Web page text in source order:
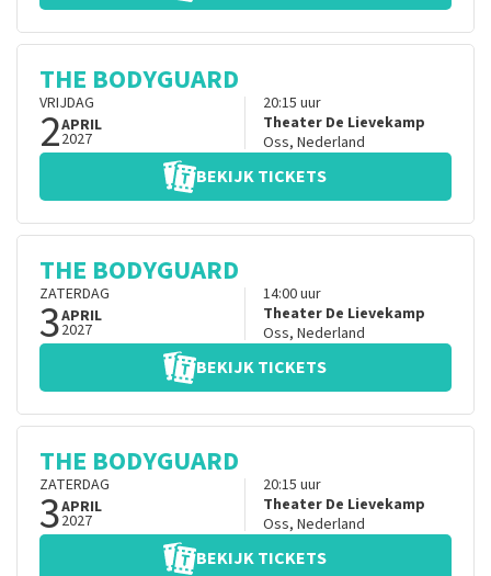
THE BODYGUARD
VRIJDAG
2APRIL
2027
20:15 uur
Theater De Lievekamp
Oss, Nederland
BEKIJK TICKETS
THE BODYGUARD
ZATERDAG
3APRIL
2027
14:00uur
Theater De Lievekamp
Oss, Nederland
BEKIJK TICKETS
THE BODYGUARD
ZATERDAG
3APRIL
2027
20:15 uur
Theater De Lievekamp
Oss, Nederland
BEKIJK TICKETS